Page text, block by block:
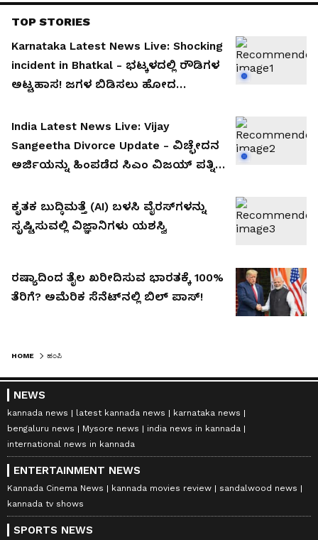
TOP STORIES
Karnataka Latest News Live: Shocking
incident in Bhatkal - ಭಟ್ಕಳದಲ್ಲಿ ರೌಡಿಗಳ
ಅಟ್ಟಹಾಸ! ಜಗಳ ಬಿಡಿಸಲು ಹೋದ
India Latest News Live: Vijay
Sangeetha Divorce Update - ವಿಚ್ಛೇದನ
ಅರ್ಜಿಯನ್ನು ಹಿಂಪಡೆದ ಸಿಎಂ ವಿಜಯ್ ಪತ್ನಿ
ರಿಲೇಷನ್ ನಿಜನಾ?
ಕೃತಕ ಬುದ್ಧಿಮತ್ತೆ (AI) ಬಳಸಿ ವೈರಸ್‌ಗಳನ್ನು
ಸೃಷ್ಟಿಸುವಲ್ಲಿ ವಿಜ್ಞಾನಿಗಳು ಯಶಸ್ವಿ
ರಷ್ಯಾದಿಂದ ತೈಲ ಖರೀದಿಸುವ ಭಾರತಕ್ಕೆ 100%
ತೆರಿಗೆ? ಅಮೆರಿಕ ಸೆನೆಟ್‌ನಲ್ಲಿ ಬಿಲ್ ಪಾಸ್!
HOME ಹಂಪಿ
NEWS
kannada news latest kannada news
karnataka news
bengaluru news
Mysore news
india news in kannada
international news in kannada
ENTERTAINMENT NEWS
Kannada Cinema News kannada movies review
sandalwood news
kannada tv shows
SPORTS NEWS